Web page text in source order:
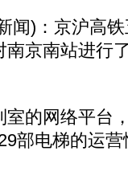
)：京沪高
京南站进行
的网络平台
部电梯的运